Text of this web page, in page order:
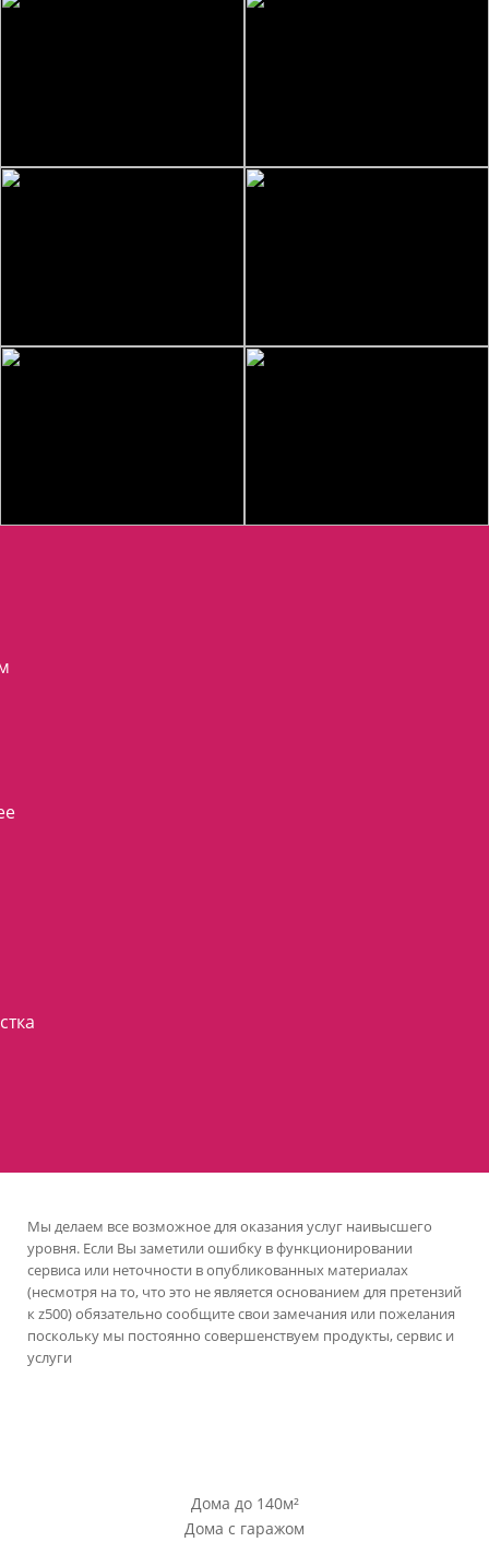
Мы делаем все возможное для оказания услуг наивысшего
уровня. Если Вы заметили ошибку в функционировании
сервиса или неточности в опубликованных материалах
(несмотря на то, что это не является основанием для претензий
к z500) обязательно сообщите свои замечания или пожелания
поскольку мы постоянно совершенствуем продукты, сервис и
услуги
Дома до 140м²
Дома с гаражом